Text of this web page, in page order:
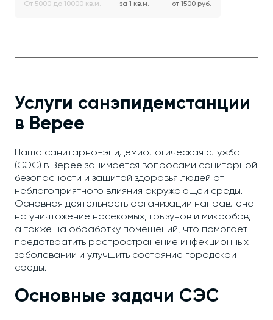
От 5000 до 10000 кв.м. за 1 кв.м. от 1500 руб.
Услуги санэпидемстанции
в Верее
Наша санитарно-эпидемиологическая служба
(СЭС) в Верее занимается вопросами санитарной
безопасности и защитой здоровья людей от
неблагоприятного влияния окружающей среды.
Основная деятельность организации направлена
на уничтожение насекомых, грызунов и микробов,
а также на обработку помещений, что помогает
предотвратить распространение инфекционных
заболеваний и улучшить состояние городской
среды.
Основные задачи СЭС